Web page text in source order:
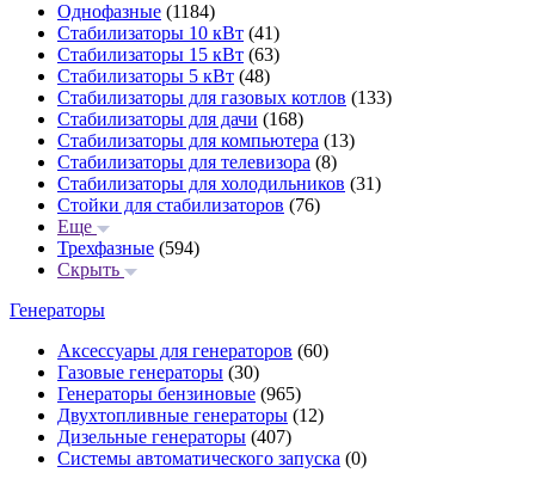
Однофазные (1184)
Стабилизаторы 10 кВт (41)
Стабилизаторы 15 кВт (63)
Стабилизаторы 5 кВт (48)
Стабилизаторы для газовых котлов (133)
Стабилизаторы для дачи (168)
Стабилизаторы для компьютера (13)
Стабилизаторы для телевизора (8)
Стабилизаторы для холодильников (31)
Стойки для стабилизаторов (76)
Еще
Трехфазные (594)
Скрыть
Генераторы
Аксессуары для генераторов (60)
Газовые генераторы (30)
Генераторы бензиновые (965)
Двухтопливные генераторы (12)
Дизельные генераторы (407)
Системы автоматического запуска (0)